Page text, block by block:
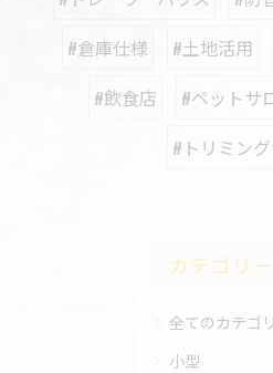
#倉庫仕様
#土地活用
#飲食店
#ペットサ
#トリミン
カテゴリー
全てのカテゴ
小型